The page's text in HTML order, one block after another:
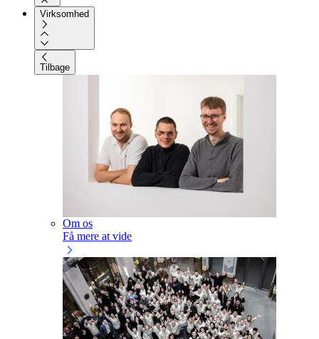
Virksomhed
Tilbage
Om os
Få mere at vide